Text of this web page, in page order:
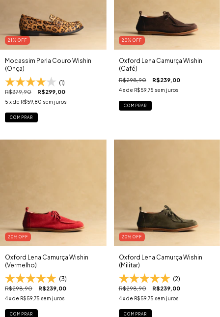
21 % OFF
Mocassim Perla Couro Wishin
(Onça)
(1)
R$379,90 R$299,00
5 x de R$59,80 sem juros
COMPRAR
20% OFF
Oxford Lena Camurça Wishin
(Café)
R$298,90 R$239,00
4 x de R$59,75 sem juros
COMPRAR
20% OFF
Oxford Lena Camurça Wishin
(Vermelho)
(3)
R$298,90 R$239,00
4x de R$59,75 sem juros
COMPRAR
20% OFF
Oxford Lena Camurça Wishin
(Militar)
(2)
R$298,90 R$239,00
4 x de R$59,75 sem juros
COMPRAR